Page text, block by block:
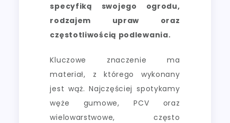
specyfiką swojego ogrodu,
rodzajem upraw oraz
częstotliwością podlewania.
Kluczowe znaczenie ma
materiał, z którego wykonany
jest wąż. Najczęściej spotykamy
węże gumowe, PCV oraz
wielowarstwowe, często